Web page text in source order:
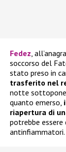
Fedez ,
soccorso del
stato preso in
trasferito nel
notte
quanto emerso,
riapertura di
potrebbe essere
antinfiammatori.